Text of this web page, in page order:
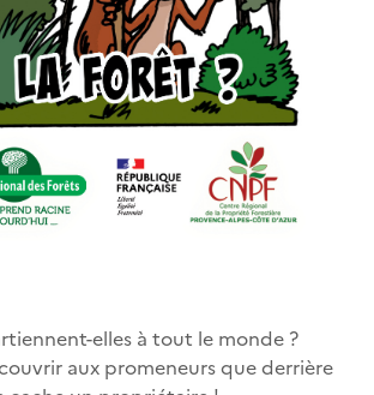
elles à tout le monde ?
aux promeneurs que derrière